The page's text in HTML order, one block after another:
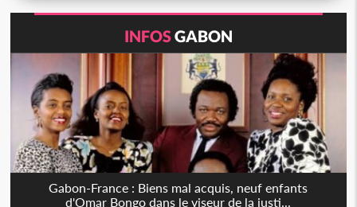
INFOSGABON
Gabon-France : Biens mal acquis, neuf enfants
d'Omar Bongo dans le viseur de la justi...